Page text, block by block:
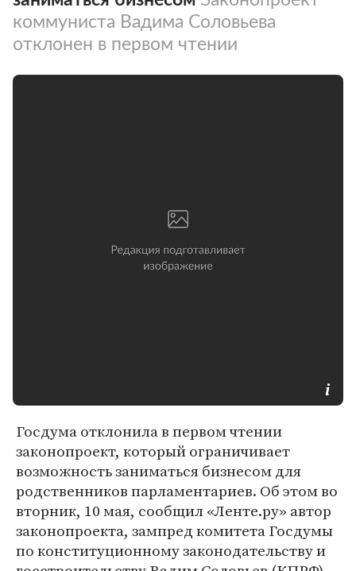
коммуниста Вадима Соловьева
отклонен в первом чтении
Госдума отклонила в первом чтении
законопроект, который ограничивает
возможность заниматься бизнесом для
родственников парламентариев. Об этом во
вторник, 10 мая, сообщил «Ленте.ру» автор
законопроекта, зампред комитета Госдумы
по конституционному законодательству и